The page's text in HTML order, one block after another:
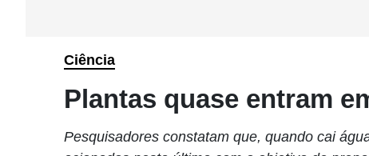
Ciência
Plantas quase entram
Pesquisadores constatam que, quando cai